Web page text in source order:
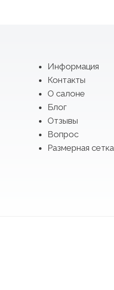
Информация
Контакты
О салоне
Блог
Отзывы
Вопрос
Размерная сетка